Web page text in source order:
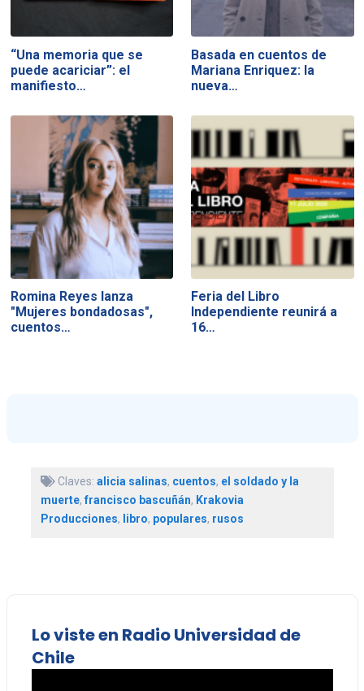
“Una memoria que se
puede acariciar”: el
manifiesto…
Basada en cuentos de
Mariana Enriquez: la
nueva…
Romina Reyes lanza
"Mujeres bondadosas",
cuentos…
Feria del Libro
Independiente reunirá a
16…
Claves: alicia salinas, cuentos, el soldado y la
muerte,francisco bascuñán, Krakovia
Producciones, libro, populares, rusos
Lo viste en Radio Universidad de
Chile